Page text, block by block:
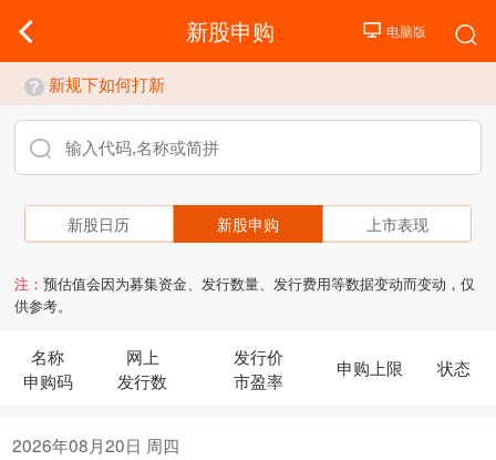
新股申购
新规下如何打新
新股日历 新股申购 上市表现
注：预估值会因为募集资金、发行数量、发行费用等数据变动而变动，仅
供参考。
名称
申购码
网上
发行数
发行价
市盈率
申购上限 状态
2026年08月20日 周四